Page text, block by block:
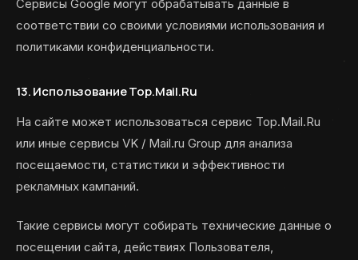
Сервисы Google могут обрабатывать данные в
соответствии со своими условиями использования и
политиками конфиденциальности.
13. Использование Top.Mail.Ru
На сайте может использоваться сервис Top.Mail.Ru
или иные сервисы VK / Mail.ru Group для анализа
посещаемости, статистики и эффективности
рекламных кампаний.
Такие сервисы могут собирать технические данные о
посещении сайта, действиях Пользователя,